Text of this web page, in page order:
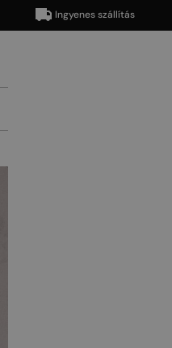
Ingyenes szállítás